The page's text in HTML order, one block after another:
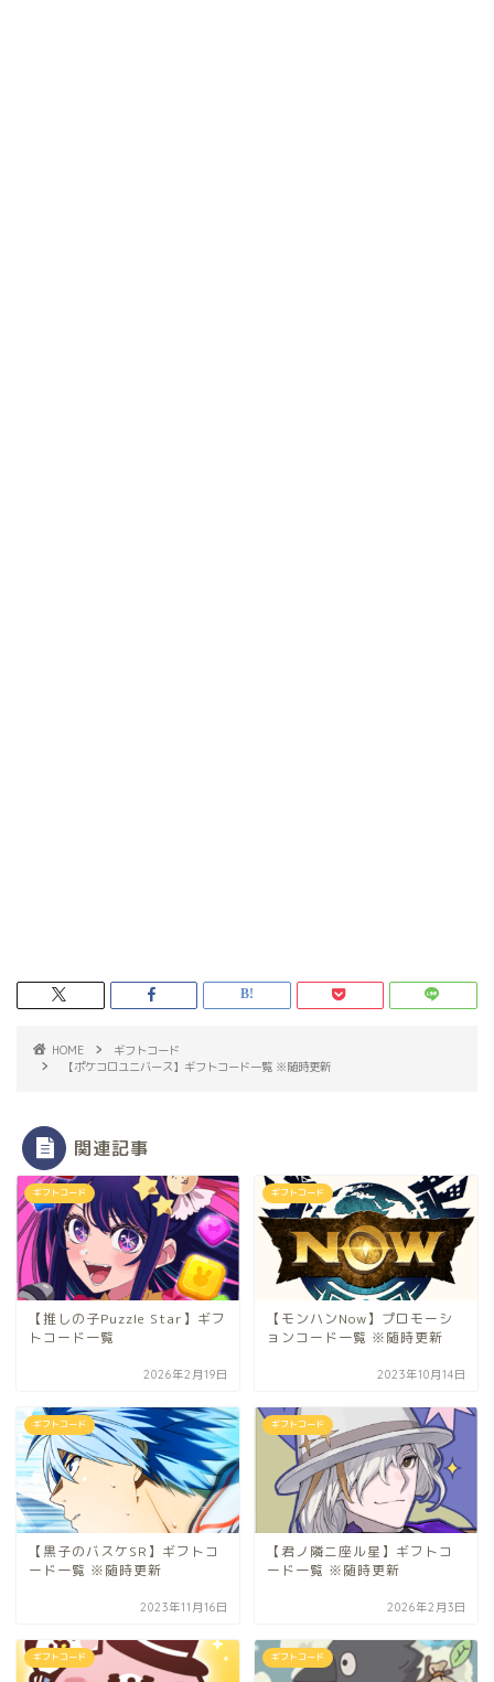
HOME
ギフトコード
【ポケコロユニバース】ギフトコード一覧 ※随時更新
関連記事
ギフトコード
【推しの子Puzzle Star】ギフ
トコード一覧
2026年2月19日
ギフトコード
【モンハンNow】プロモーシ
ョンコード一覧 ※随時更新
2023年10月14日
ギフトコード
【黒子のバスケSR】ギフトコ
ード一覧 ※随時更新
2023年11月16日
ギフトコード
【君ノ隣ニ座ル星】ギフトコ
ード一覧 ※随時更新
2026年2月3日
ギフトコード ギフトコード